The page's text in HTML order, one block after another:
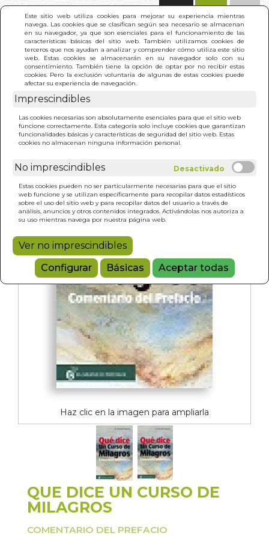
Este sitio web utiliza cookies para mejorar su experiencia mientras
navega. Las cookies que se clasifican según sea necesario se almacenan
en su navegador, ya que son esenciales para el funcionamiento de las
características básicas del sitio web. También utilizamos cookies de
terceros que nos ayudan a analizar y comprender cómo utiliza este sitio
web. Estas cookies se almacenarán en su navegador solo con su
consentimiento. También tiene la opción de optar por no recibir estas
cookies. Pero la exclusión voluntaria de algunas de estas cookies puede
afectar su experiencia de navegación.
Imprescindibles
Las cookies necesarias son absolutamente esenciales para que el sitio web
funcione correctamente. Esta categoría solo incluye cookies que garantizan
funcionalidades básicas y características de seguridad del sitio web. Estas
cookies no almacenan ninguna información personal.
No imprescindibles
Estas cookies pueden no ser particularmente necesarias para que el sitio
web funcione y se utilizan específicamente para recopilar datos estadísticos
sobre el uso del sitio web y para recopilar datos del usuario a través de
análisis, anuncios y otros contenidos integrados. Activándolas nos autoriza a
su uso mientras navega por nuestra página web.
Ver no imprescindibles
Configurar
Básicas Aceptar todas
INICIO >
Haz clic en la imagen para ampliarla
QUE DICE UN CURSO DE
MILAGROS
COMENTARIO DEL PREFACIO